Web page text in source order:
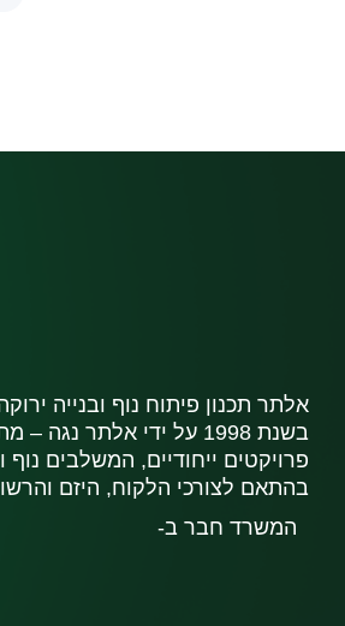
אלתר תכנון פיתוח נוף ובנייה
בשנת 1998 על ידי אלתר
פרויקטים ייחודיים, המשלבים נוף
בהתאם לצורכי הלקוח, היזם
המשרד חבר ב-